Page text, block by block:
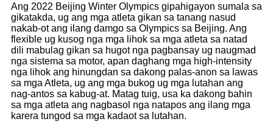
Ang 2022 Beijing Winter Olympics gipahigayon sumala sa
gikatakda, ug ang mga atleta gikan sa tanang nasud
nakab-ot ang ilang damgo sa Olympics sa Beijing. Ang
flexible ug kusog nga mga lihok sa mga atleta sa natad
dili mabulag gikan sa hugot nga pagbansay ug naugmad
nga sistema sa motor, apan daghang mga high-intensity
nga lihok ang hinungdan sa dakong palas-anon sa lawas
sa mga Atleta, ug ang mga bukog ug mga lutahan ang
nag-antos sa kabug-at. Matag tuig, usa ka dakong bahin
sa mga atleta ang nagbasol nga natapos ang ilang mga
karera tungod sa mga kadaot sa lutahan.